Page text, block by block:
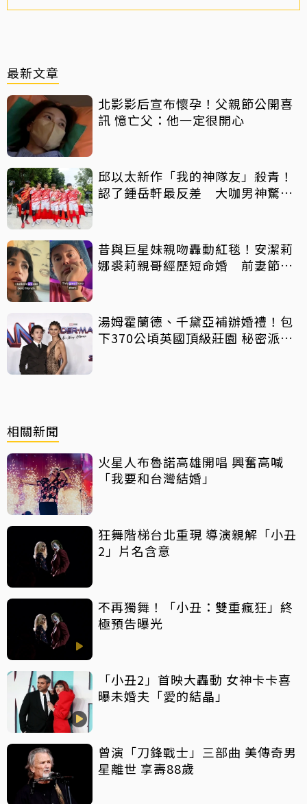
最新文章
北影影后宣布懷孕！父親節公開喜
訊 憶亡父：他一定很開心
邱以太新作「我的神隊友」殺青！
認了鍾岳軒最反差 大咖男神驚喜
昔與巨星妹親吻轟動紅毯！安潔莉
娜裘莉親哥經歷短命婚 前妻節目
湯姆霍蘭德、千黛亞補辦婚禮！包
下370公頃英國頂級莊園 秘密派對
相關新聞
火星人布魯諾高雄開唱 興奮高喊
「我要和台灣結婚」
狂舞階梯台北重現 導演親解「小丑
2」片名含意
不再獨舞！「小丑：雙重瘋狂」終
極預告曝光
「小丑2」首映大轟動 女神卡卡喜
曝未婚夫「愛的結晶」
曾演「刀鋒戰士」三部曲 美傳奇男
星離世 享壽88歲